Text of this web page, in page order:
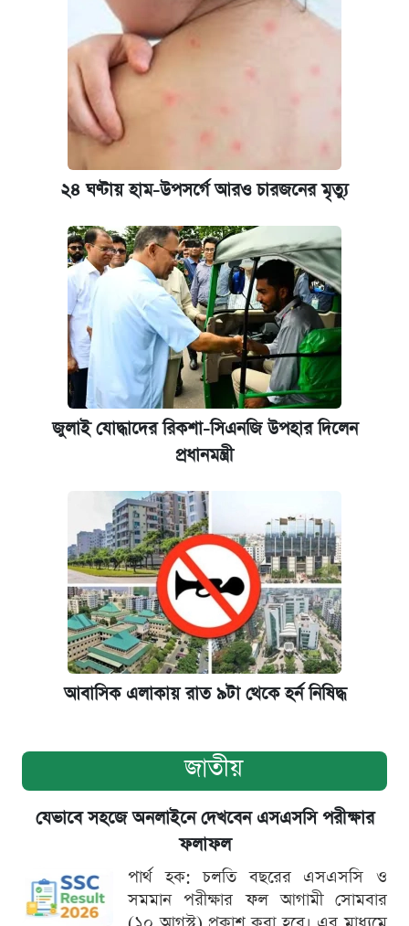
২৪ ঘণ্টায় হাম-উপসর্গে আরও চারজনের মৃত্যু
জুলাই যোদ্ধাদের রিকশা-সিএনজি উপহার দিলেন
প্রধানমন্ত্রী
আবাসিক এলাকায় রাত ৯টা থেকে হর্ন নিষিদ্ধ
জাতীয়
যেভাবে সহজে অনলাইনে দেখবেন এসএসসি পরীক্ষার
ফলাফল
পার্থ হক: চলতি বছরের এসএসসি ও
সমমান পরীক্ষার ফল আগামী সোমবার